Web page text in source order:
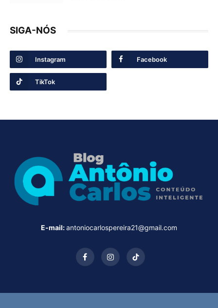
SIGA-NÓS
Instagram Facebook
TikTok
E-mail:antoniocarlospereira21@gmail.com
FacebookInstagramTikTok